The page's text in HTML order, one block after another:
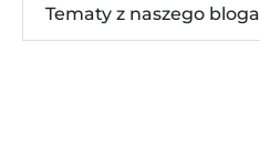
Tematy z naszego bloga